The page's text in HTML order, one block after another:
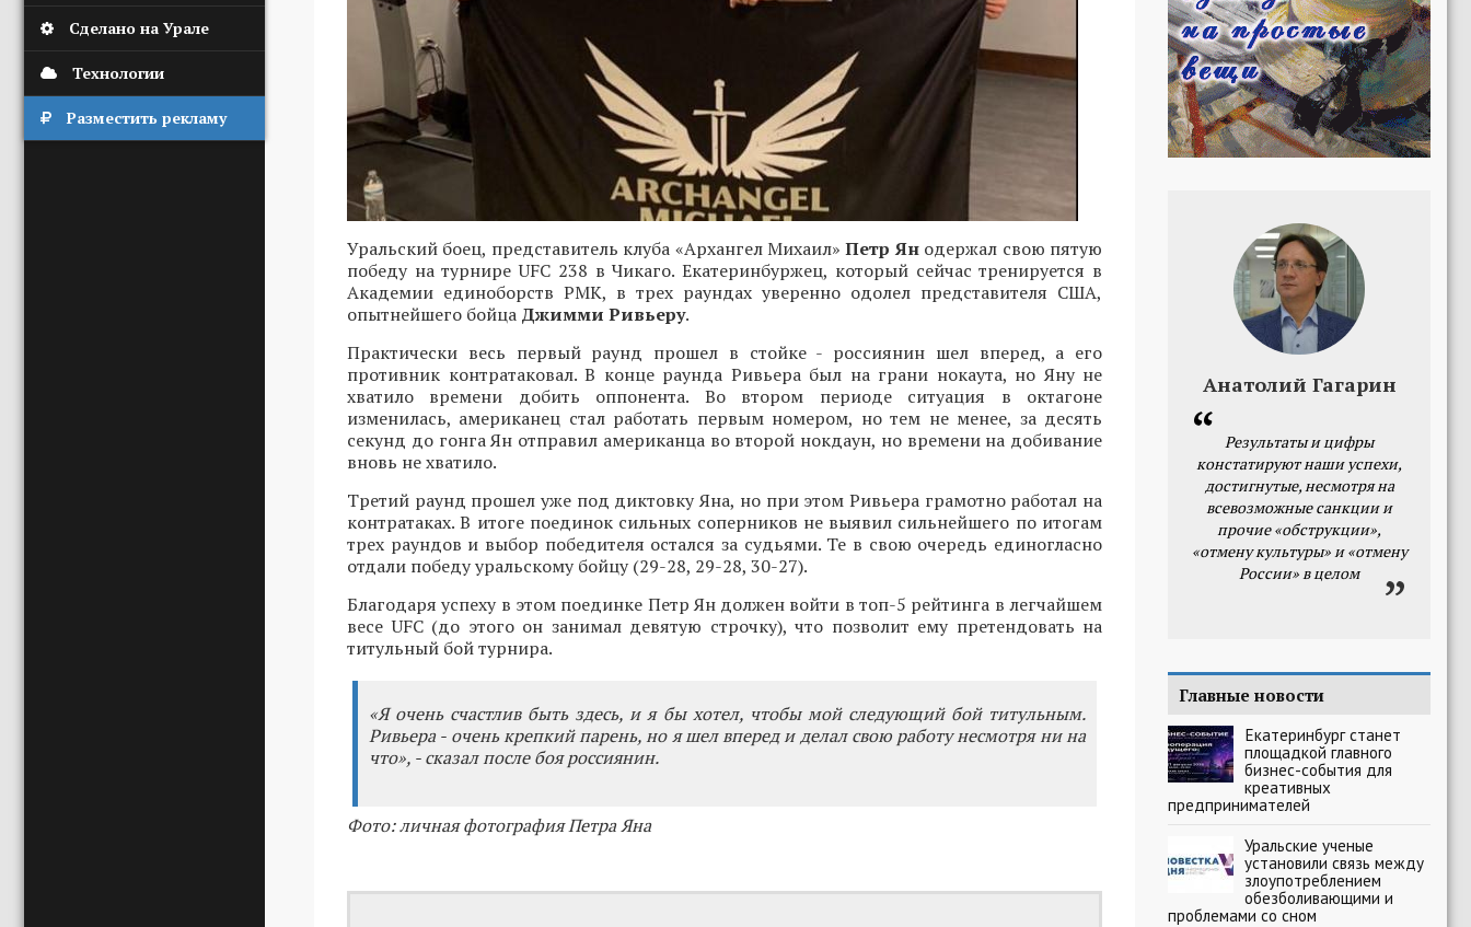
Сделано на Урале
Технологии
Разместить рекламу
Уральский боец, представитель клуба «Архангел Михаил»Петр Янодержал свою пятую
победу на турнире UFC 238 в Чикаго. Екатеринбуржец, который сейчас тренируется в
Академии единоборств РМК, в трех раундах уверенно одолел представителя США,
опытнейшего бойца Джимми Ривьеру.
Практически весь первый раунд прошел в стойке - россиянин шел вперед, а его
противник контратаковал. В конце раунда Ривьера был на грани нокаута, но Яну не
хватило времени добить оппонента. Во втором периоде ситуация в октагоне
изменилась, американец стал работать первым номером, но тем не менее, за десять
секунд до гонга Ян отправил американца во второй нокдаун, но времени на добивание
вновь не хватило.
Третий раунд прошел уже под диктовку Яна, но при этом Ривьера грамотно работал на
контратаках. В итоге поединок сильных соперников не выявил сильнейшего по итогам
трех раундов и выбор победителя остался за судьями. Те в свою очередь единогласно
отдали победу уральскому бойцу (29-28, 29-28, 30-27).
Благодаря успеху в этом поединке Петр Ян должен войти в топ-5 рейтинга в легчайшем
весе UFC (до этого он занимал девятую строчку), что позволит ему претендовать на
титульный бой турнира.
«Я очень счастлив быть здесь, и я бы хотел, чтобы мой следующий бой титульным.
Ривьера - очень крепкий парень, но я шел вперед и делал свою работу несмотря ни на
что», - сказал после боя россиянин.
Фото: личная фотография Петра Яна
Анатолий Гагарин
Результаты и цифры
констатируют наши успехи,
достигнутые, несмотря на
всевозможные санкции и
прочие «обструкции»,
«отмену культуры» и «отмену
России» в целом
Главные новости
Екатеринбург станет
площадкой главного
бизнес-события для
креативных
предпринимателей
Уральские ученые
установили связь между
злоупотреблением
обезболивающими и
проблемами со сном